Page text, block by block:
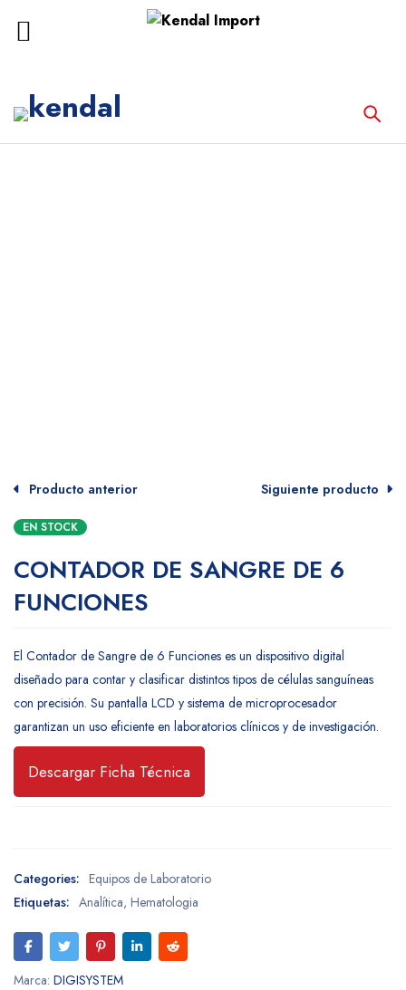
Producto anterior Siguiente producto
EN STOCK
CONTADOR DE SANGRE DE 6
FUNCIONES
El Contador de Sangre de 6 Funciones es un dispositivo digital
diseñado para contar y clasificar distintos tipos de células sanguíneas
con precisión. Su pantalla LCD y sistema de microprocesador
garantizan un uso eficiente en laboratorios clínicos y de investigación.
Descargar Ficha Técnica
Categories: Equipos de Laboratorio
Etiquetas: Analítica, Hematologia
Marca: DIGISYSTEM